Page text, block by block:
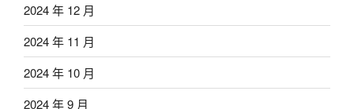
2024 年 12 月
2024 年 11 月
2024 年 10 月
2024 年 9 月